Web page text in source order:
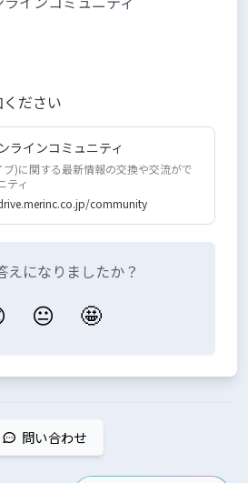
ださい
ラインコミュニティ
)に関する最新情報の交換や交流がで
ティ
community
えになりましたか？
😐 🤩
問い合わせ